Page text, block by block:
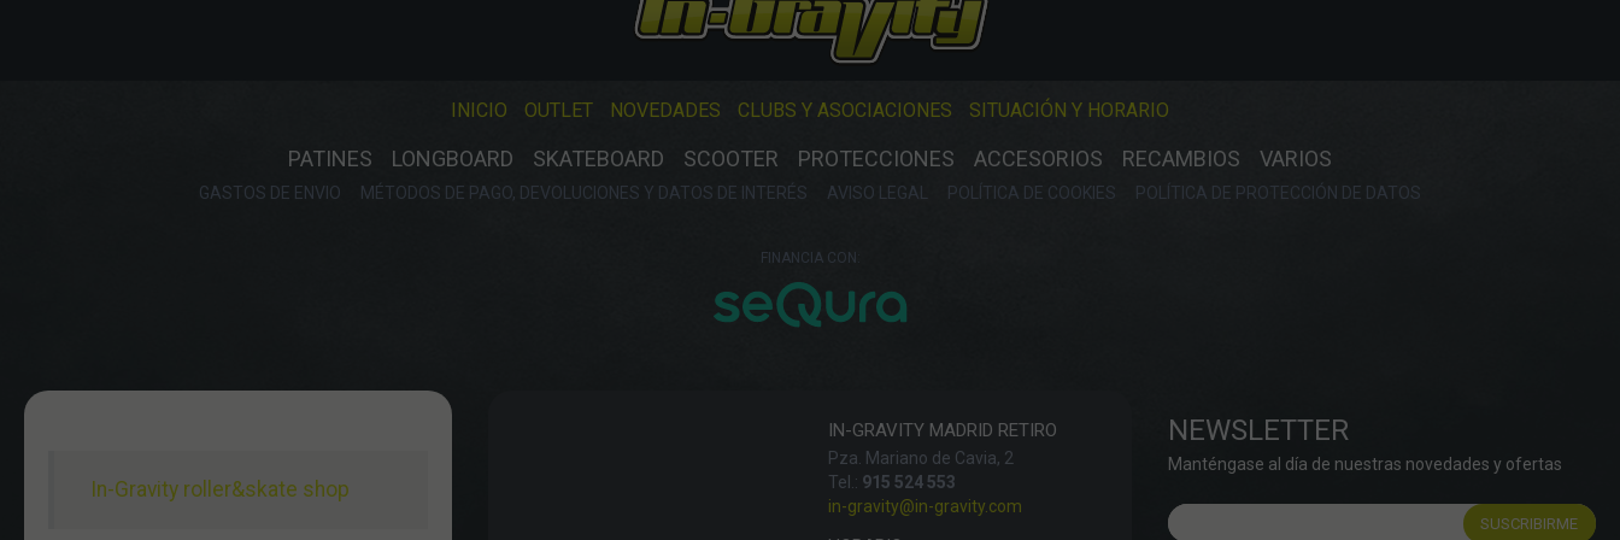
INICIO OUTLET NOVEDADES CLUBS Y ASOCIACIONES SITUACIÓN Y HORARIO
PATINES LONGBOARD SKATEBOARD SCOOTER PROTECCIONES ACCESORIOS RECAMBIOS VARIOS
GASTOS DE ENVIO MÉTODOS DE PAGO, DEVOLUCIONES Y DATOS DE INTERÉS AVISO LEGAL POLÍTICA DE COOKIES POLÍTICA DE PROTECCIÓN DE DATOS
FINANCIA CON:
In-Gravity roller&skate shop
IN-GRAVITY MADRID RETIRO
Pza. Mariano de Cavia, 2
Tel.: 915 524 553
in-gravity@in-gravity.com
NEWSLETTER
Manténgase al día de nuestras novedades y ofertas